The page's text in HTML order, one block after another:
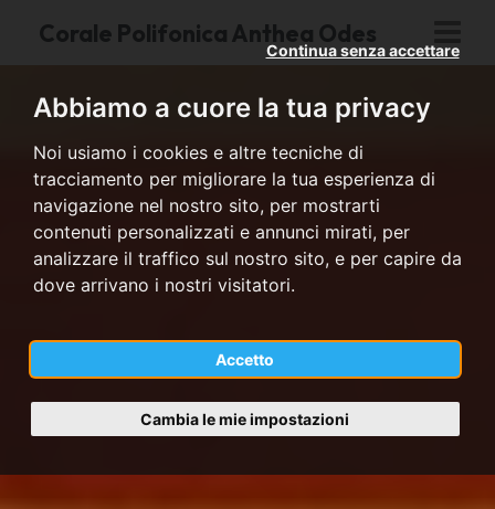
Abbiamo a cuore la tua privacy
Noi usiamo i cookies e altre tecniche di
tracciamento per migliorare la tua esperienza di
navigazione nel nostro sito, per mostrarti
contenuti personalizzati e annunci mirati, per
analizzare il traffico sul nostro sito, e per capire da
dove arrivano i nostri visitatori.
Accetto
Continua senza accettare
Cambia le mie impostazioni
Corale Polifonica Anthea Odes